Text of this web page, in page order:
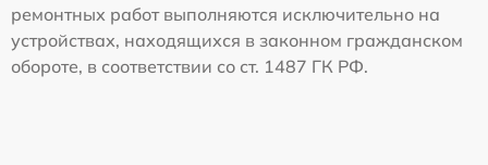
ремонтных работ выполняются исключительно на
устройствах, находящихся в законном гражданском
обороте, в соответствии со ст. 1487 ГК РФ.